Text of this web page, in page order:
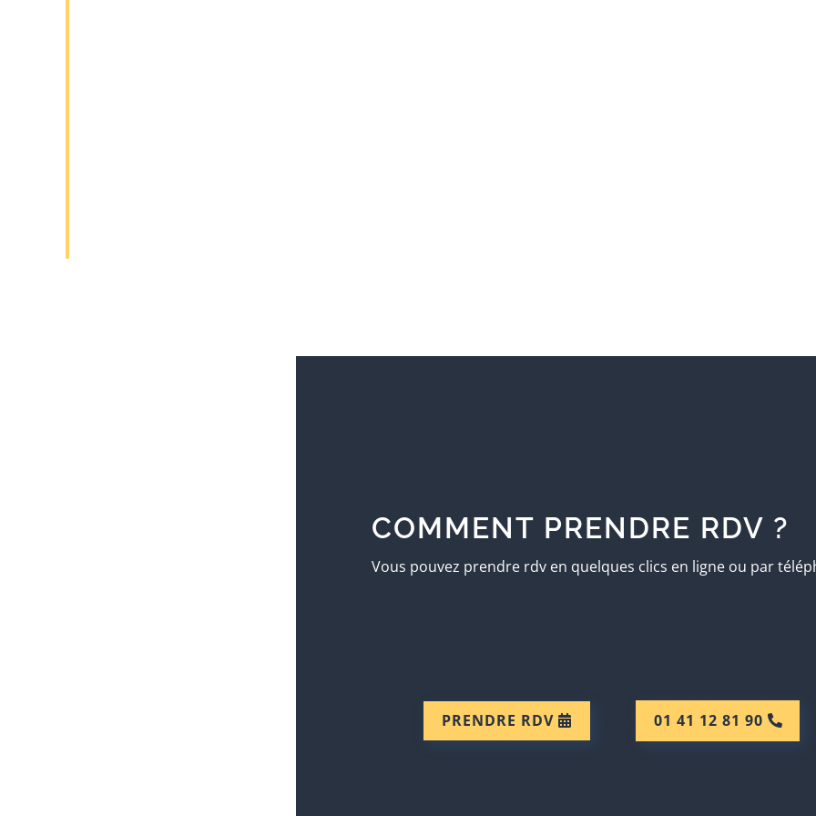
COMMENT PRENDRE RDV ?
Vous pouvez prendre rdv en quelques clics en ligne ou par
PRENDRE RDV 01 41 12 81 90